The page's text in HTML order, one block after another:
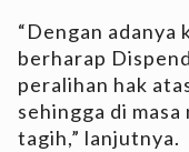
“Dengan adanya
berharap
peralihan hak
sehingga di
tagih,” lanjutnya.